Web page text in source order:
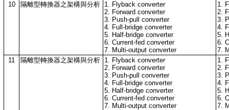
10
隔離型轉換器之架構與分析 1. Flyback converter
2. Forward converter
3. Push-pull converter
4. Full-bridge converter
5. Half-bridge converter
6. Current-fed converter
7. Multi-output converter
1.
2.
3.
4.
5.
6.
7.
11
隔離型轉換器之架構與分析 1. Flyback converter
2. Forward converter
3. Push-pull converter
4. Full-bridge converter
5. Half-bridge converter
6. Current-fed converter
7. Multi-output converter
1.
2.
3.
4.
5.
6.
7.